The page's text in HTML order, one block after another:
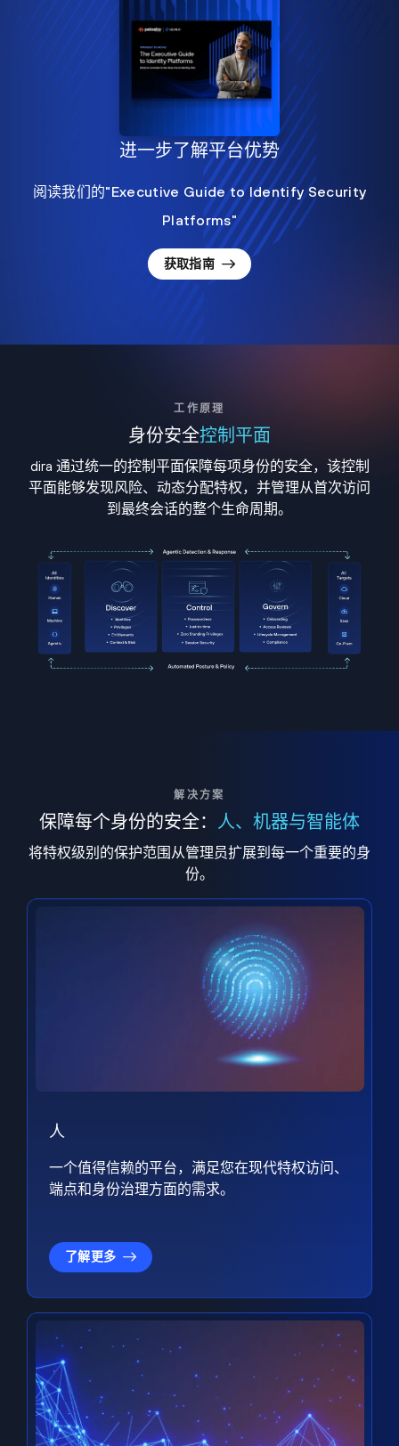
进一步了解平台优势
阅读我们的"Executive Guide to Identify Security
Platforms"
获取指南
工作原理
身份安全控制平面
dira 通过统一的控制平面保障每项身份的安全，该控制
平面能够发现风险、动态分配特权，并管理从首次访问
到最终会话的整个生命周期。
解决方案
保障每个身份的安全： 人、机器与智能体
将特权级别的保护范围从管理员扩展到每一个重要的身
份。
人
一个值得信赖的平台，满足您在现代特权访问、
端点和身份治理方面的需求。
了解更多